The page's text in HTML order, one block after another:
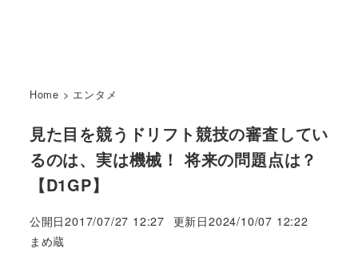
Home > エンタメ
見た目を競うドリフト競技の審査してい
るのは、実は機械！ 将来の問題点は？
【D1GP】
公開日2017/07/27 12:27 更新日2024/10/07 12:22
著
まめ蔵